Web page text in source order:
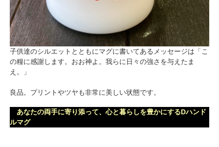
子供達のシルエットとともにマグに書いてあるメッセージは「こ
の糧に感謝します。おお神よ。我らに日々の強さを与えたま
え。」
良品。プリントやツヤも非常に美しい状態です。
あなたの両手に寄り添って、心と暮らしを豊かにするDハンド
ルマグ